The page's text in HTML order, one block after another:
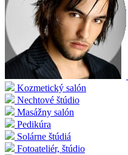
Kozmetický salón
Nechtové štúdio
Masážny salón
Pedikúra
Solárne štúdiá
Fotoateliér, štúdio